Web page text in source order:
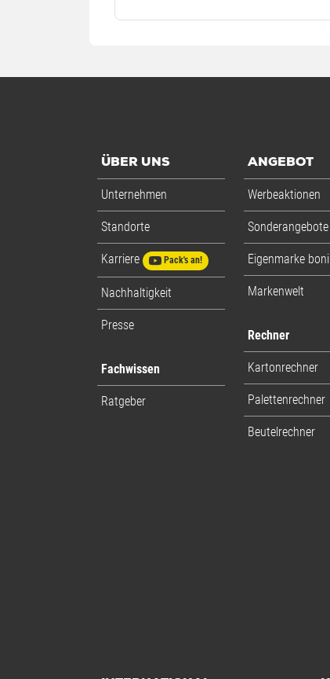
ÜBER UNS
Unternehmen
Standorte
Karriere Pack's an!
Nachhaltigkeit
Presse
Fachwissen
Ratgeber
ANGEBOT
Werbeaktionen
Sonderangebote
Eigenmarke boni
Markenwelt
Rechner
Kartonrechner
Palettenrechner
Beutelrechner